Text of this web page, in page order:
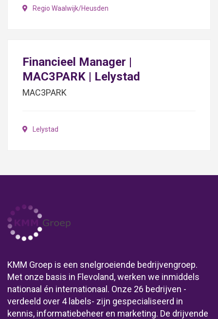
Regio Waalwijk/Heusden
Financieel Manager |
MAC3PARK | Lelystad
MAC3PARK
Lelystad
KMM Groep is een snelgroeiende bedrijvengroep.
Met onze basis in Flevoland, werken we inmiddels
nationaal én internationaal. Onze 26 bedrijven -
verdeeld over 4 labels- zijn gespecialiseerd in
kennis, informatiebeheer en marketing. De drijvende